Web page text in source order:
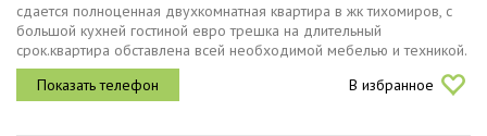
сдается полноценная двухкомнатная квартира в жк тихомиров, с
большой кухней гостиной евро трешка на длительный
срок.квартира обставлена всей необходимой мебелью и техникой.
на кухне кухонный гарнитур холодильник варочная панель
встраиваемый духовой...
В избранное